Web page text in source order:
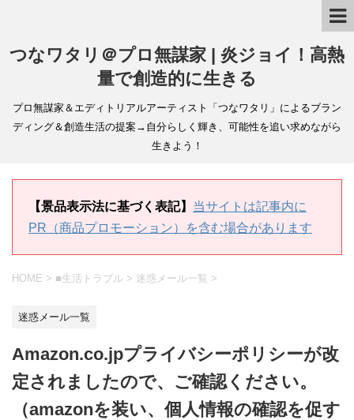
つなワタリ＠プロ無謀家 | 炎ジョイ！高熱
量で創造的に生きる
プロ無謀家＆エディトリアルアーティスト「つなワタリ」によるブラン
ディング＆創造生活の提案→自分らしく輝き、可能性を追い求めながら
生きよう！
【景品表示法に基づく表記】 当サイトは記事内に
PR（商品プロモーション）を含む場合があります
HOME > ■生活トラブル > 迷惑メール一覧 >
迷惑メール一覧
Amazon.co.jpプライバシーポリシーが改
定されましたので、ご確認ください。
（amazonを装い、個人情報の確認を促す